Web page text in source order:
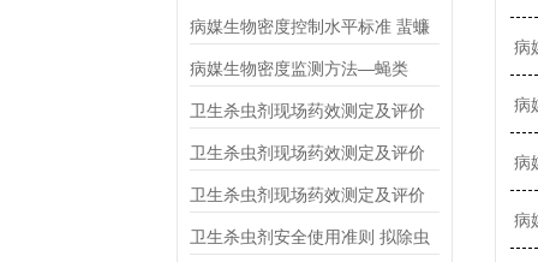
病媒生物密度控制水平标准 蜚蠊
病媒生物密度监测方法—蝇类
卫生杀虫剂现场药效测定及评价
杀蟑毒（胶）饵
卫生杀虫剂现场药效测定及评价
气雾剂
卫生杀虫剂现场药效测定及评价
喷射剂
卫生杀虫剂安全使用准则 拟除虫
病
病
病
病